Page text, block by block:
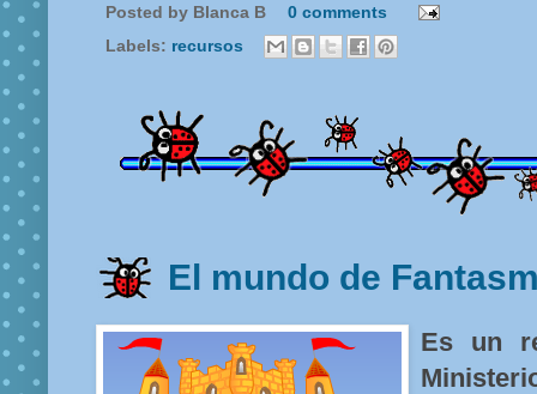
Posted by Blanca B
0 comments
Labels: recursos
El mundo de
Es un